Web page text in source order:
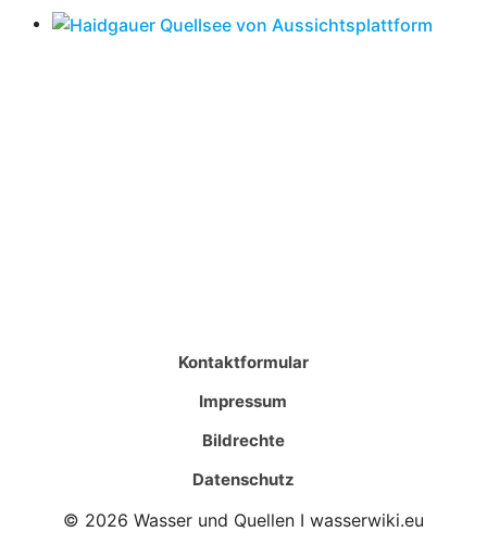
Kontaktformular
Impressum
Bildrechte
Datenschutz
© 2026 Wasser und Quellen I wasserwiki.eu